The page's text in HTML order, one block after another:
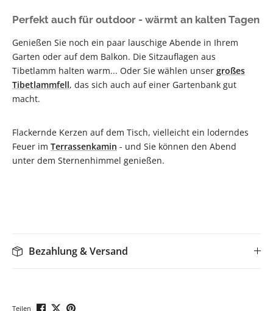
Perfekt auch für outdoor - wärmt an kalten Tagen
Genießen Sie noch ein paar lauschige Abende in Ihrem
Garten oder auf dem Balkon. Die Sitzauflagen aus
Tibetlamm halten warm... Oder Sie wählen unser großes
Tibetlammfell, das sich auch auf einer Gartenbank gut
macht.
Flackernde Kerzen auf dem Tisch, vielleicht ein loderndes
Feuer im Terrassenkamin - und Sie können den Abend
unter dem Sternenhimmel genießen.
Bezahlung & Versand
Teilen